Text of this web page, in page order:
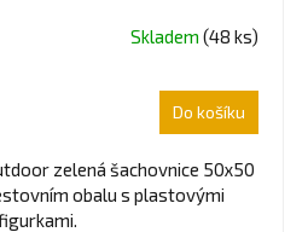
Skladem (48 ks)
Do košíku
zelená šachovnice 50x50
obalu s plastovými